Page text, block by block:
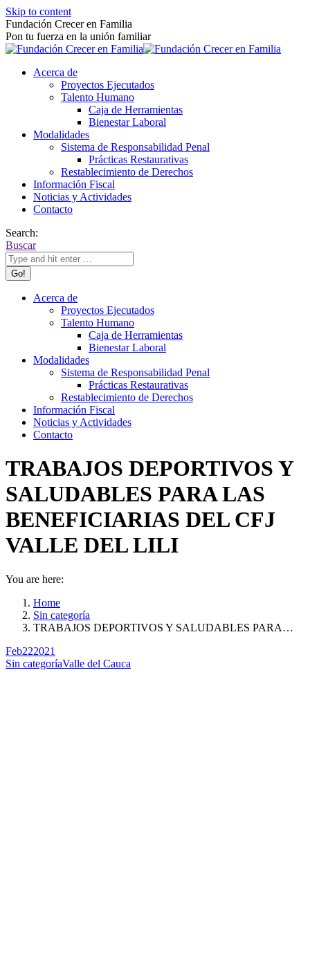
Skip to content
Fundación Crecer en Familia
Pon tu fuerza en la unión familiar
Acerca de
Proyectos Ejecutados
Talento Humano
Caja de Herramientas
Bienestar Laboral
Modalidades
Sistema de Responsabilidad Penal
Prácticas Restaurativas
Restablecimiento de Derechos
Información Fiscal
Noticias y Actividades
Contacto
Search:
Buscar
Acerca de
Proyectos Ejecutados
Talento Humano
Caja de Herramientas
Bienestar Laboral
Modalidades
Sistema de Responsabilidad Penal
Prácticas Restaurativas
Restablecimiento de Derechos
Información Fiscal
Noticias y Actividades
Contacto
TRABAJOS DEPORTIVOS Y
SALUDABLES PARA LAS
BENEFICIARIAS DEL CFJ
VALLE DEL LILI
You are here:
Home
Sin categoría
TRABAJOS DEPORTIVOS Y SALUDABLES PARA…
Feb222021
Sin categoríaValle del Cauca